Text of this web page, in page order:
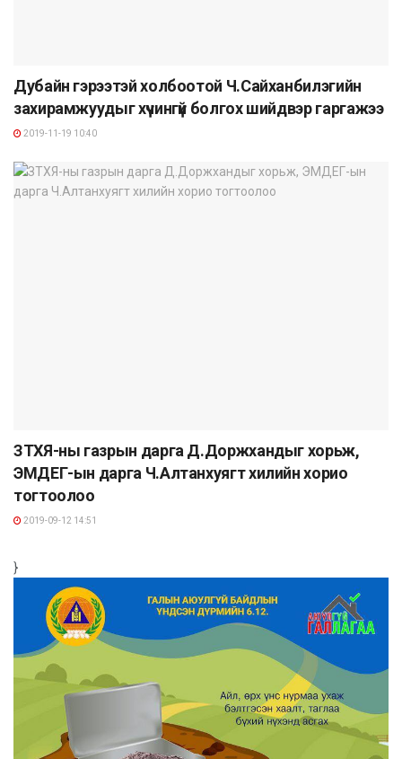
Дубайн гэрээтэй холбоотой Ч.Сайханбилэгийн
захирамжуудыг хүчингүй болгох шийдвэр гаргажээ
2019-11-19 10:40
ЗТХЯ-ны газрын дарга Д.Доржхандыг хорьж,
ЭМДЕГ-ын дарга Ч.Алтанхуягт хилийн хорио
тогтоолоо
2019-09-12 14:51
}